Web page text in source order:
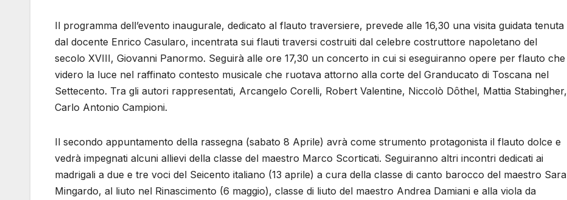
Il programma dell’evento inaugurale, dedicato al flauto traversiere, prevede alle 16,30 una visita guidata tenuta
dal docente Enrico Casularo, incentrata sui flauti traversi costruiti dal celebre costruttore napoletano del
secolo XVIII, Giovanni Panormo. Seguirà alle ore 17,30 un concerto in cui si eseguiranno opere per flauto che
videro la luce nel raffinato contesto musicale che ruotava attorno alla corte del Granducato di Toscana nel
Settecento. Tra gli autori rappresentati, Arcangelo Corelli, Robert Valentine, Niccolò Dôthel, Mattia Stabingher,
Carlo Antonio Campioni.
Il secondo appuntamento della rassegna (sabato 8 Aprile) avrà come strumento protagonista il flauto dolce e
vedrà impegnati alcuni allievi della classe del maestro Marco Scorticati. Seguiranno altri incontri dedicati ai
madrigali a due e tre voci del Seicento italiano (13 aprile) a cura della classe di canto barocco del maestro Sara
Mingardo, al liuto nel Rinascimento (6 maggio), classe di liuto del maestro Andrea Damiani e alla viola da